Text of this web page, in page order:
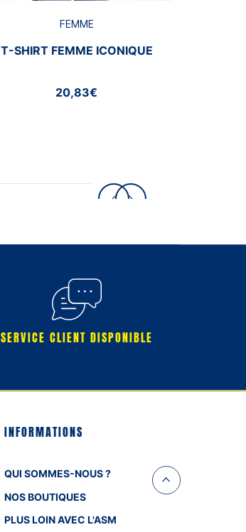
FEMME
T-SHIRT FEMME ICONIQUE
20,83€
SERVICE CLIENT DISPONIBLE
INFORMATIONS
QUI SOMMES-NOUS ?
NOS BOUTIQUES
PLUS LOIN AVEC L'ASM